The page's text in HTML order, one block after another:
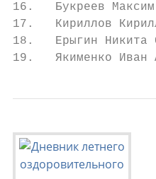
16.   Букреев Максим
17.   Кириллов
18.   Ерыгин Никита
19.   Якименко Иван